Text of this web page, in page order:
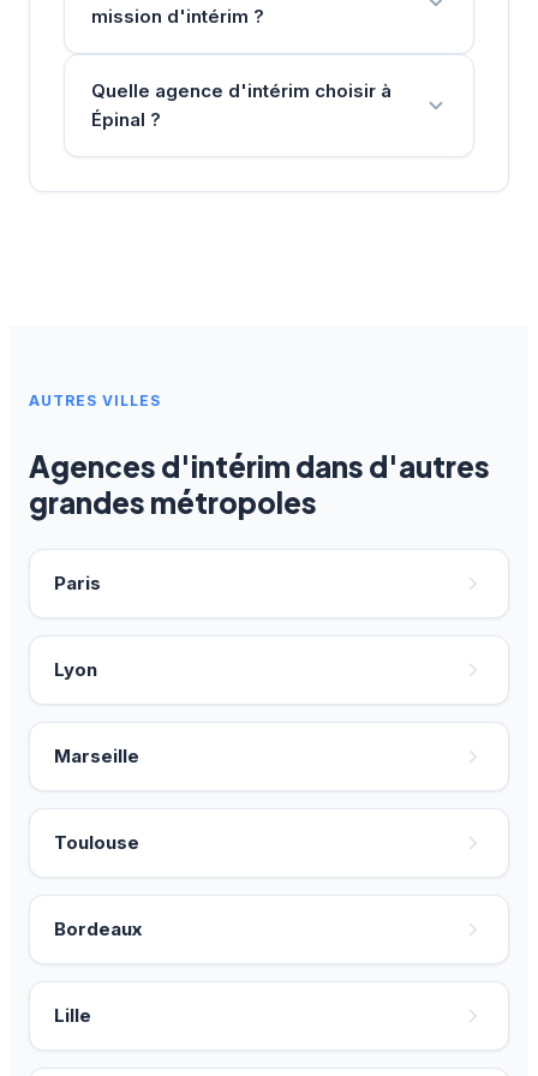
mission d'intérim ?
Quelle agence d'intérim choisir à
Épinal ?
AUTRES VILLES
Agences d'intérim dans d'autres
grandes métropoles
Paris
Lyon
Marseille
Toulouse
Bordeaux
Lille